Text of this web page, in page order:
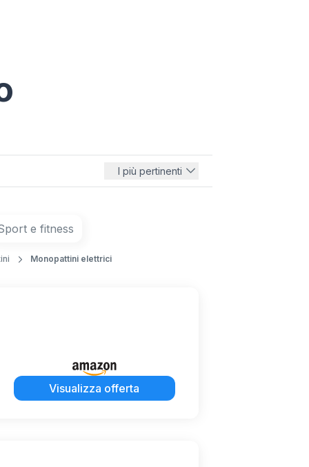
I più pertinenti
e fitness
Monopattini elettrici
Visualizza offerta